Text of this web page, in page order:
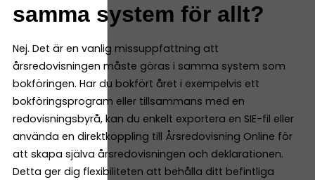
samma system för allt?
Nej. Det är en vanlig missuppfattning att
årsredovisningen måste göras i samma system som
bokföringen. Har du bokfört året i exempelvis ett
bokföringsprogram eller tillsammans med en
redovisningsbyrå, kan du enkelt exportera en SIE-fil eller
använda en direktkoppling till Årsredovisning Online för
att skapa själva årsredovisningen och deklarationen.
Detta ger dig flexibiliteten att behålla ditt befintliga